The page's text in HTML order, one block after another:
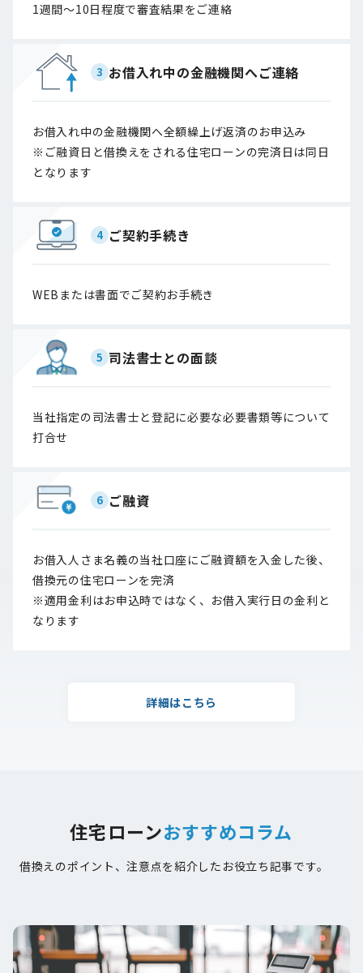
1週間〜10日程度で審査結果をご連絡
3 お借入れ中の金融機関へご連絡
お借入れ中の金融機関へ全額繰上げ返済のお申込み
※ご融資日と借換えをされる住宅ローンの完済日は同日
となります
4 ご契約手続き
WEBまたは書面でご契約お手続き
5 司法書士との面談
当社指定の司法書士と登記に必要な必要書類等について
打合せ
6 ご融資
お借入人さま名義の当社口座にご融資額を入金した後、
借換元の住宅ローンを完済
※適用金利はお申込時ではなく、お借入実行日の金利と
なります
詳細はこちら
住宅ローンおすすめコラム
借換えのポイント、注意点を紹介したお役立ち記事です。